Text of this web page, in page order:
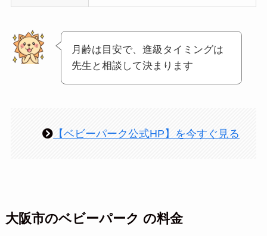
月齢は目安で、進級タイミングは
先生と相談して決まります
【ベビーパーク公式HP】を今すぐ見る
大阪市のベビーパーク の料金